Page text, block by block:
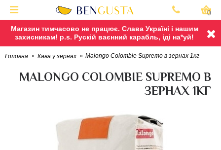
Магазин тимчасово не працює. Слава Україні і нашим
захисникам! p.s. Рускій ваєнний карабль, іді на*уй!
0
Головна Кава у зернах Malongo Colombie Supremo в зернах 1кг
MALONGO COLOMBIE SUPREMO В
ЗЕРНАХ 1КГ